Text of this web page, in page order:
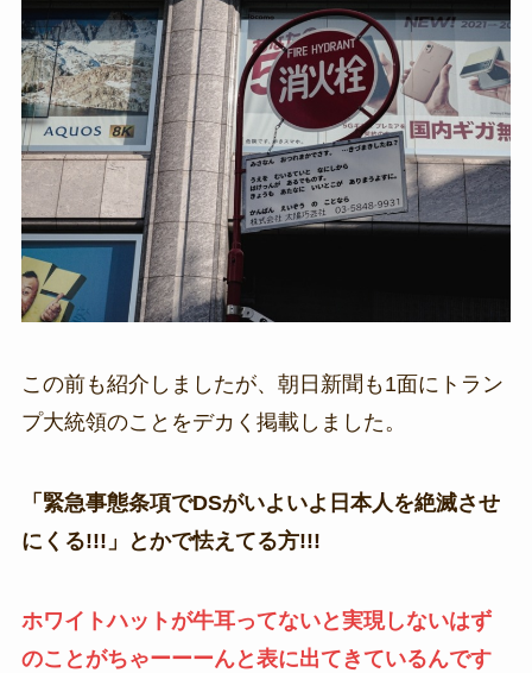
この前も紹介しましたが、朝日新聞も1面にトラン
プ大統領のことをデカく掲載しました。
「緊急事態条項でDSがいよいよ日本人を絶滅させ
にくる!!!」とかで怯えてる方!!!
ホワイトハットが牛耳ってないと実現しないはず
のことがちゃーーーんと表に出てきているんです